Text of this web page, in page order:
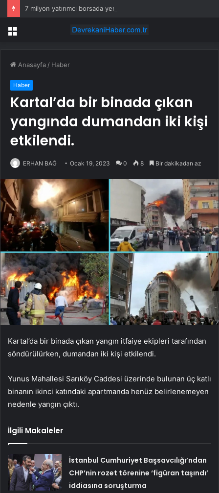
7 milyon yatırımcı borsada yem oldu
Menü
Anasayfa / Haber
Haber
Kartal’da bir binada çıkan
yangında dumandan iki kişi
etkilendi.
ERHAN BAĞ Ocak 19, 2023 0 8 Bir dakikadan az
Kartal’da bir binada çıkan yangın itfaiye ekipleri tarafından
söndürülürken, dumandan iki kişi etkilendi.
Yunus Mahallesi Sarıköy Caddesi üzerinde bulunan üç katlı
binanın ikinci katındaki apartmanda henüz belirlenemeyen
nedenle yangın çıktı.
İlgili Makaleler
İstanbul Cumhuriyet Başsavcılığı’ndan
CHP’nin rozet törenine ‘figüran taşındı’
iddiasına soruşturma